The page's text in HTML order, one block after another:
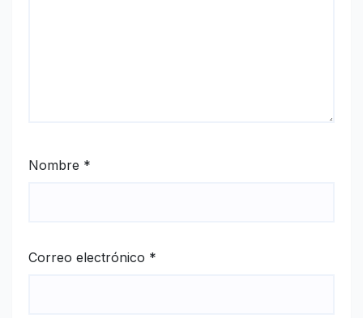
Nombre *
Correo electrónico *